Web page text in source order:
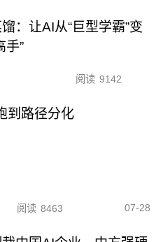
：让AI从“巨型学霸”变
手”
阅读 9142
到路径分化
阅读 8463 07-28